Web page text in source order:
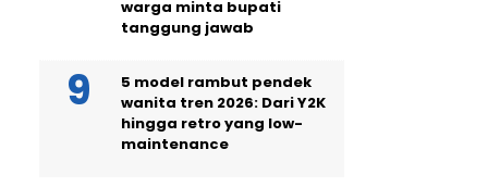
warga minta bupati
tanggung jawab
5 model rambut pendek
wanita tren 2026: Dari Y2K
hingga retro yang low-
maintenance